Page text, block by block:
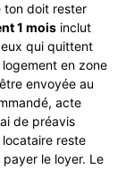
ton doit rester
1 mois inclut
qui quittent
logement en zone
envoyée au
acte
de préavis
reste
le loyer. Le